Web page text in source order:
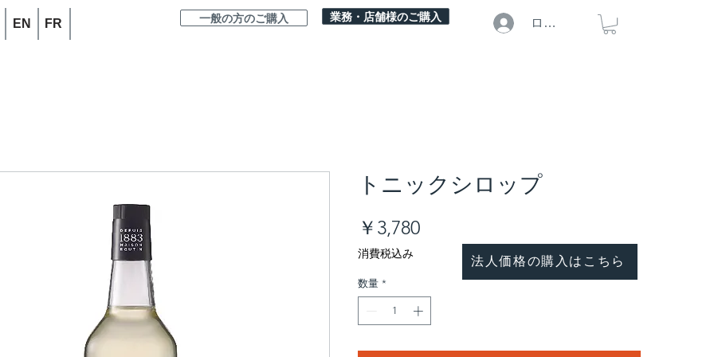
FR
EN 一般の方のご購入 業務・店舗様のご購入 ログイン
トニックシロップ
￥3,780価
消費税込み
数量 *
法人価格の購入はこちら